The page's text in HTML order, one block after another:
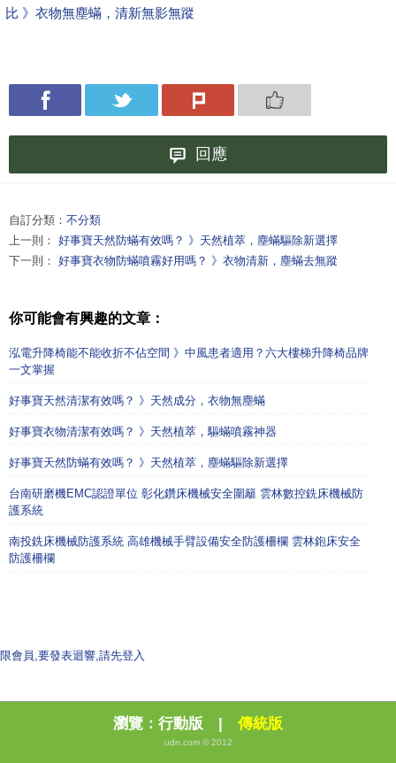
比 》衣物無塵蟎，清新無影無蹤
回應
自訂分類： 不分類
上一則： 好事寶天然防蟎有效嗎？ 》天然植萃，塵蟎驅除新選擇
下一則： 好事寶衣物防蟎噴霧好用嗎？ 》衣物清新，塵蟎去無蹤
你可能會有興趣的文章：
泓電升降椅能不能收折不佔空間 》中風患者適用？六大樓梯升降椅品牌
一文掌握
好事寶天然清潔有效嗎？ 》天然成分，衣物無塵蟎
好事寶衣物清潔有效嗎？ 》天然植萃，驅蟎噴霧神器
好事寶天然防蟎有效嗎？ 》天然植萃，塵蟎驅除新選擇
台南研磨機EMC認證單位 彰化鑽床機械安全圍籬 雲林數控銑床機械防
護系統
南投銑床機械防護系統 高雄機械手臂設備安全防護柵欄 雲林鉋床安全
防護柵欄
限會員,要發表迴響,請先登入
瀏覽： 行動版 傳統版
udn.com © 2012